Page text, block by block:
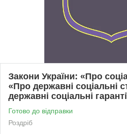
Закони України: «Про
«Про державні соціальні
державні соціальні
Готово до відправки
Роздріб